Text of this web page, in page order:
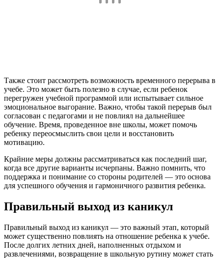
Также стоит рассмотреть возможность временного перерыва в
учебе. Это может быть полезно в случае, если ребенок
перегружен учебной программой или испытывает сильное
эмоциональное выгорание. Важно, чтобы такой перерыв был
согласован с педагогами и не повлиял на дальнейшее
обучение. Время, проведенное вне школы, может помочь
ребенку переосмыслить свои цели и восстановить
мотивацию.
Крайние меры должны рассматриваться как последний шаг,
когда все другие варианты исчерпаны. Важно помнить, что
поддержка и понимание со стороны родителей — это основа
для успешного обучения и гармоничного развития ребенка.
Правильный выход из каникул
Правильный выход из каникул — это важный этап, который
может существенно повлиять на отношение ребенка к учебе.
После долгих летних дней, наполненных отдыхом и
развлечениями, возвращение в школьную рутину может стать